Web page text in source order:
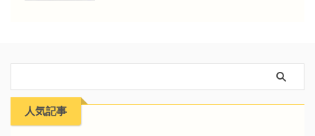
人気記事